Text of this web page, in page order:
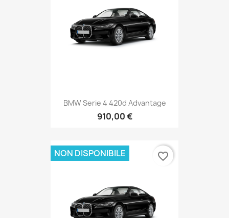
BMW Serie 4 420d Advantage
910,00 €
NON DISPONIBILE favorite_border